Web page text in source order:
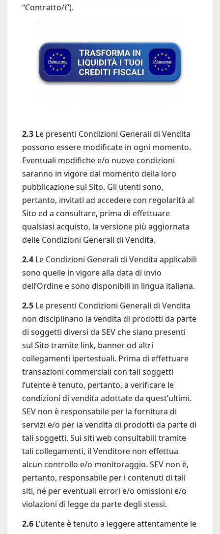
“Contratto/i”).
2.3 Le presenti Condizioni Generali di Vendita
possono essere modificate in ogni momento.
Eventuali modifiche e/o nuove condizioni
saranno in vigore dal momento della loro
pubblicazione sul Sito. Gli utenti sono,
pertanto, invitati ad accedere con regolarità al
Sito ed a consultare, prima di effettuare
qualsiasi acquisto, la versione più aggiornata
delle Condizioni Generali di Vendita.
2.4 Le Condizioni Generali di Vendita applicabili
sono quelle in vigore alla data di invio
dell’Ordine e sono disponibili in lingua italiana.
2.5 Le presenti Condizioni Generali di Vendita
non disciplinano la vendita di prodotti da parte
di soggetti diversi da SEV che siano presenti
sul Sito tramite link, banner od altri
collegamenti ipertestuali. Prima di effettuare
transazioni commerciali con tali soggetti
l’utente è tenuto, pertanto, a verificare le
condizioni di vendita adottate da quest’ultimi.
SEV non è responsabile per la fornitura di
servizi e/o per la vendita di prodotti da parte di
tali soggetti. Sui siti web consultabili tramite
tali collegamenti, il Venditore non effettua
alcun controllo e/o monitoraggio. SEV non è,
pertanto, responsabile per i contenuti di tali
siti, né per eventuali errori e/o omissioni e/o
violazioni di legge da parte degli stessi.
2.6 L’utente è tenuto a leggere attentamente le